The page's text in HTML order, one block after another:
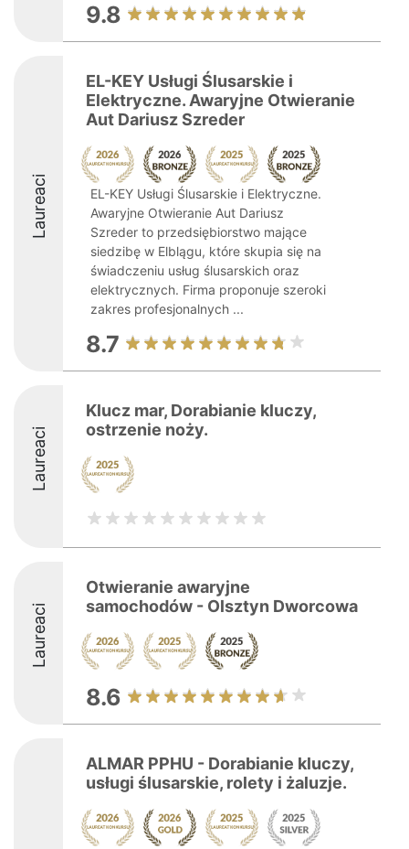
9.8
Laureaci
EL-KEY Usługi Ślusarskie i
Elektryczne. Awaryjne Otwieranie
Aut Dariusz Szreder
EL-KEY Usługi Ślusarskie i Elektryczne.
Awaryjne Otwieranie Aut Dariusz
Szreder to przedsiębiorstwo mające
siedzibę w Elblągu, które skupia się na
świadczeniu usług ślusarskich oraz
elektrycznych. Firma proponuje szeroki
zakres profesjonalnych ...
8.7
Laureaci
Klucz mar, Dorabianie kluczy,
ostrzenie noży.
Laureaci
Otwieranie awaryjne
samochodów - Olsztyn Dworcowa
8.6
ALMAR PPHU - Dorabianie kluczy,
usługi ślusarskie, rolety i żaluzje.